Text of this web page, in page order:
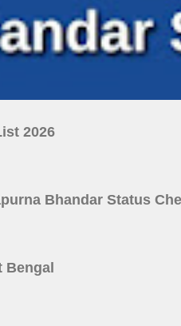
2026
। Annapurna Bhandar
Bengal